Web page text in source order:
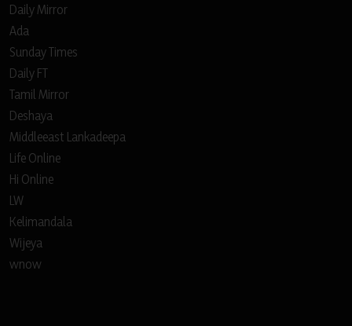
Daily Mirror
Ada
Sunday Times
Daily FT
Tamil Mirror
Deshaya
Middleeast Lankadeepa
Life Online
Hi Online
LW
Kelimandala
Wijeya
wnow